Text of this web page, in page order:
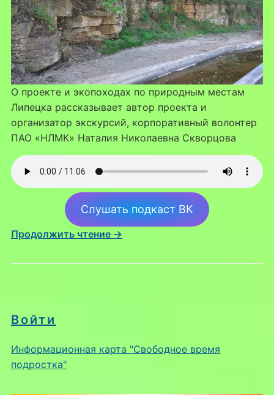
Войти
Информационная карта "Свободное время
подростка"
О проекте и экопоходах по природным местам
Липецка рассказывает автор проекта и
организатор экскурсий, корпоративный волонтер
ПАО «НЛМК» Наталия Николаевна Скворцова
Слушать подкаст ВК
Продолжить чтение →